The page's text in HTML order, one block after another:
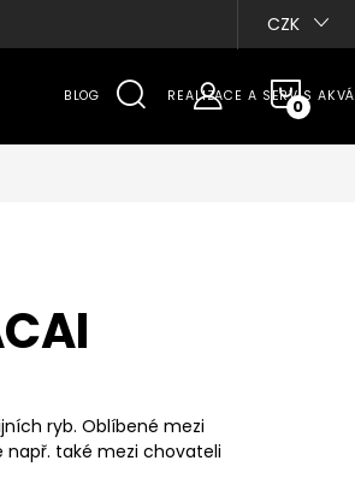
CZK
BLOG REALIZACE A SERVIS
ryb. Oblíbené mezi
např. také mezi chovateli